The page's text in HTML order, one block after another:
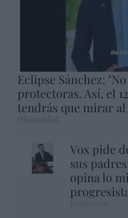
Eclipse Sánchez:
protectoras. Así, el
tendrás que mirar al
Vox pide
sus
opina lo